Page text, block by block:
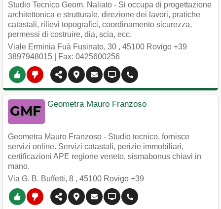
Studio Tecnico Geom. Naliato - Si occupa di progettazione
architettonica e strutturale, direzione dei lavori, pratiche
catastali, rilievi topografici, coordinamento sicurezza,
permessi di costruire, dia, scia, ecc.
Viale Erminia Fuà Fusinato, 30 , 45100 Rovigo +39
3897948015 | Fax: 0425600256
Geometra Mauro Franzoso
Geometra Mauro Franzoso - Studio tecnico, fornisce
servizi online. Servizi catastali, perizie immobiliari,
certificazioni APE regione veneto, sismabonus chiavi in
mano.
Via G. B. Buffetti, 8 , 45100 Rovigo +39